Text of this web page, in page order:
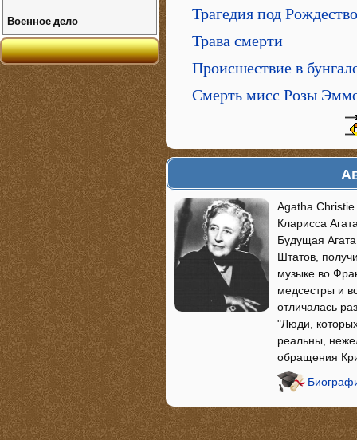
Трагедия под Рождество
Трава смерти
Происшествие в
Смерть мисс Розы
Agatha
Кларисса
Будущая
Штатов,
музыке во
медсестры и
отличалась
"Люди,
реальны,
обращения
Военное дело